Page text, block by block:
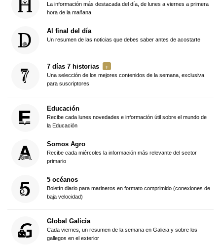
La información más destacada del día, de lunes a viernes a primera
hora de la mañana
Al final del día
Un resumen de las noticias que debes saber antes de acostarte
7 días 7 historias
Una selección de los mejores contenidos de la semana, exclusiva
para suscriptores
Educación
Recibe cada lunes novedades e información útil sobre el mundo de
la Educación
Somos Agro
Recibe cada miércoles la información más relevante del sector
primario
5 océanos
Boletín diario para marineros en formato comprimido (conexiones de
baja velocidad)
Global Galicia
Cada viernes, un resumen de la semana en Galicia y sobre los
gallegos en el exterior